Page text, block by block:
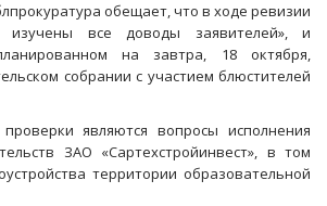
обещает, что в ходе ревизии
изучены все доводы заявителей», и
на завтра, 18 октября,
собрании с участием блюстителей
являются вопросы исполнения
ЗАО «Сартехстройинвест», в том
территории образовательной